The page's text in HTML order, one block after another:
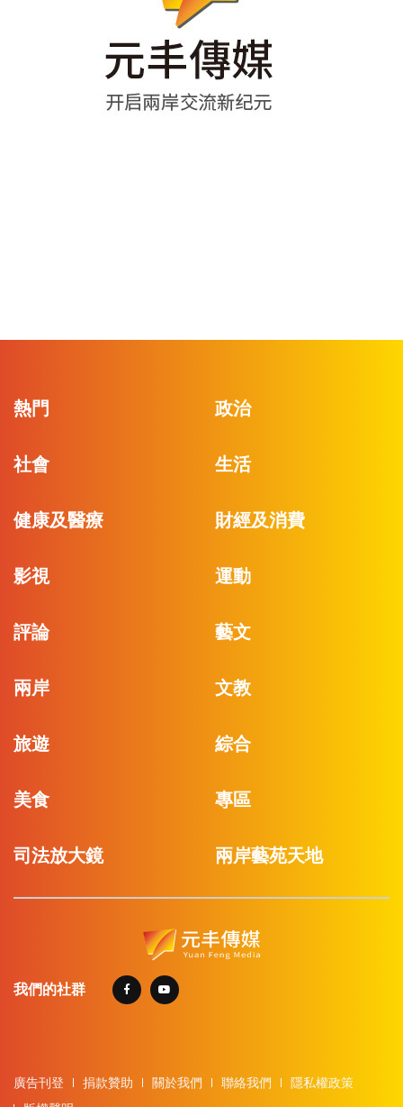
熱門 政治
社會 生活
健康及醫療 財經及消費
影視 運動
評論 藝文
兩岸 文教
旅遊 綜合
美食 專區
司法放大鏡 兩岸藝苑天地
我們的社群
廣告刊登 捐款贊助 關於我們 聯絡我們
隱私權政策